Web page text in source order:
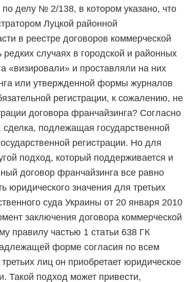
делу № 2/138, в котором указано, что
Луцкой районной
в реестре договоров коммерческой
случаях в городской и районных
«визировали» и проставляли на них
или утвержденной формы журналов
регистрации, к сожалению, не
договора франчайзинга? Согласно
подлежащая государственной
регистрации. Но для
подход, который поддерживается и
договор франчайзинга все равно
юридического значения для третьих
суда Украины от 20 января 2010
заключения договора коммерческой
правилу частью 1 статьи 638 ГК
форме согласия по всем
лиц он приобретает юридическое
Такой подход может привести,